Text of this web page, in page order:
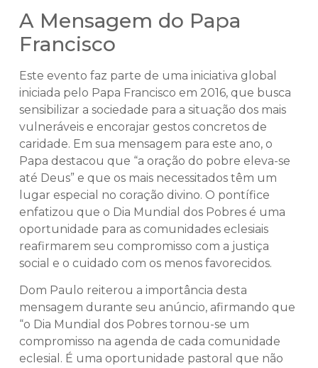
A Mensagem do Papa
Francisco
Este evento faz parte de uma iniciativa global
iniciada pelo Papa Francisco em 2016, que busca
sensibilizar a sociedade para a situação dos mais
vulneráveis e encorajar gestos concretos de
caridade. Em sua mensagem para este ano, o
Papa destacou que “a oração do pobre eleva-se
até Deus” e que os mais necessitados têm um
lugar especial no coração divino. O pontífice
enfatizou que o Dia Mundial dos Pobres é uma
oportunidade para as comunidades eclesiais
reafirmarem seu compromisso com a justiça
social e o cuidado com os menos favorecidos.
Dom Paulo reiterou a importância desta
mensagem durante seu anúncio, afirmando que
“o Dia Mundial dos Pobres tornou-se um
compromisso na agenda de cada comunidade
eclesial. É uma oportunidade pastoral que não